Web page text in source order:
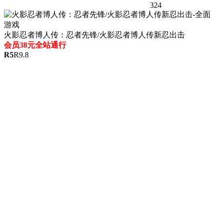
324
火影忍者博人传：忍者先锋/火影忍者博人传新忍出击
会员38元全站通行
R5R9.8